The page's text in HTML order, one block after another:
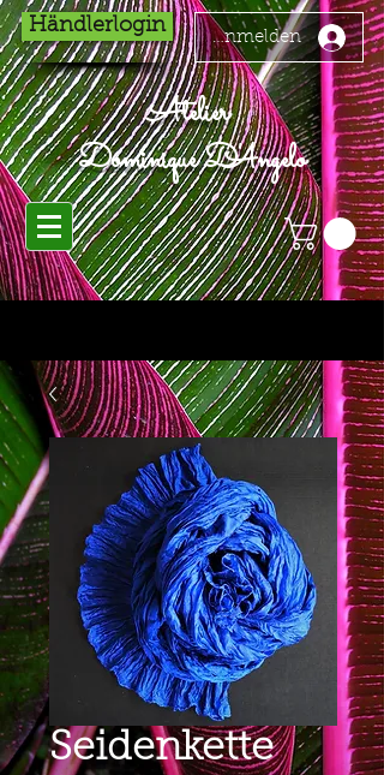
Händlerlogin
Anmelden
Atelier
Dominique D'Angelo
Seidenkette